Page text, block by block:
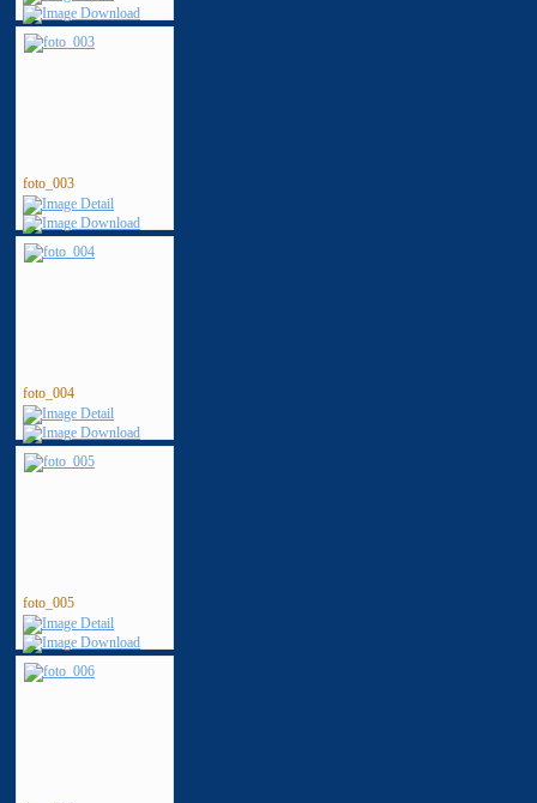
foto_003
foto_004
foto_005